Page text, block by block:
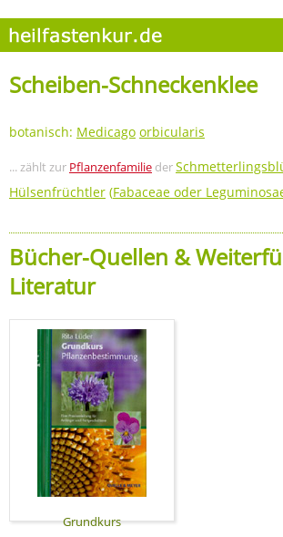
Scheiben-Schneckenklee
botanisch: Medicago orbicularis
... zählt zur Pflanzenfamilie der
Hülsenfrüchtler (Fabaceae oder
Bücher-Quellen &
Literatur
Grundkurs